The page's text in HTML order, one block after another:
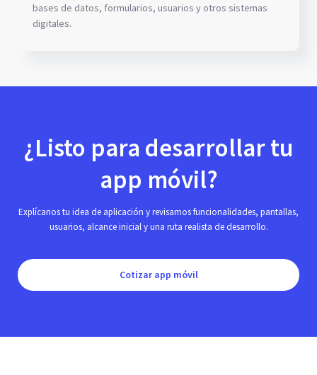
bases de datos, formularios, usuarios y otros sistemas
digitales.
¿Listo para desarrollar tu
app móvil?
Explícanos tu idea de aplicación y revisamos funcionalidades, pantallas,
usuarios, alcance inicial y una ruta realista de desarrollo.
Cotizar app móvil